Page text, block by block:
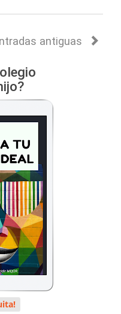
antiguas